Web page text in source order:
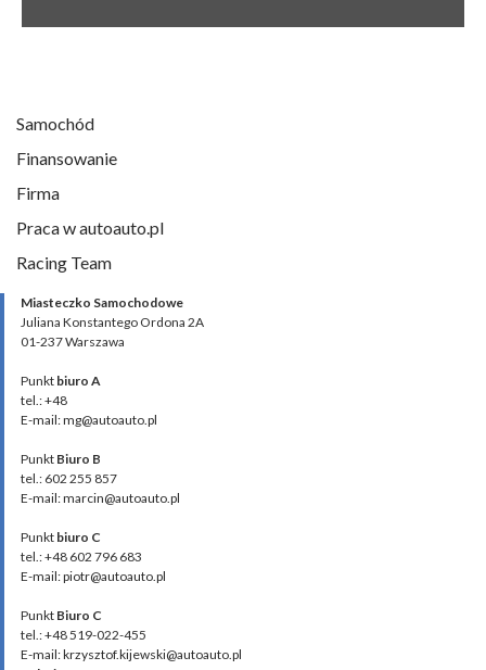
Samochód
Finansowanie
Firma
Praca w autoauto.pl
Racing Team
Miasteczko Samochodowe
Juliana Konstantego Ordona 2A
01-237 Warszawa
Punkt biuro A
tel.: +48
E-mail: mg@autoauto.pl
Punkt Biuro B
tel.: 602 255 857
E-mail: marcin@autoauto.pl
Punkt biuro C
tel.: +48 602 796 683
E-mail: piotr@autoauto.pl
Punkt Biuro C
tel.: +48 519-022-455
E-mail: krzysztof.kijewski@autoauto.pl